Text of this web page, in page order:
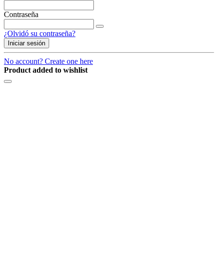
Contraseña
¿Olvidó su contraseña?
Iniciar sesión
No account? Create one here
Product added to wishlist